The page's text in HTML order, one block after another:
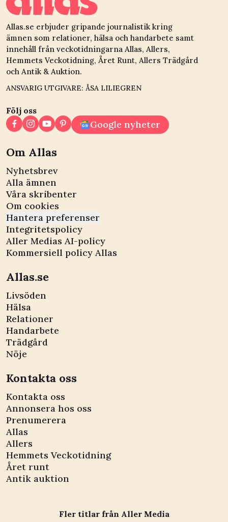
Allas.se erbjuder gripande journalistik kring
ämnen som relationer, hälsa och handarbete samt
innehåll från veckotidningarna Allas, Allers,
Hemmets Veckotidning, Året Runt, Allers Trädgård
och Antik & Auktion.
ANSVARIG UTGIVARE: ÅSA LILIEGREN
Följ oss
Google nyheter
Om Allas
Nyhetsbrev
Alla ämnen
Våra skribenter
Om cookies
Hantera preferenser
Integritetspolicy
Aller Medias AI-policy
Kommersiell policy Allas
Allas.se
Livsöden
Hälsa
Relationer
Handarbete
Trädgård
Nöje
Kontakta oss
Kontakta oss
Annonsera hos oss
Prenumerera
Allas
Allers
Hemmets Veckotidning
Året runt
Antik auktion
Fler titlar från Aller Media